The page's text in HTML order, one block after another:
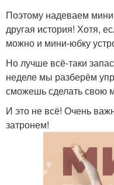
Поэтому надеваем
другая история! Хотя,
можно и мини-юбку
Но лучше всё-таки
неделе мы разберём
сможешь сделать свою
И это не всё! Очень
затронем!